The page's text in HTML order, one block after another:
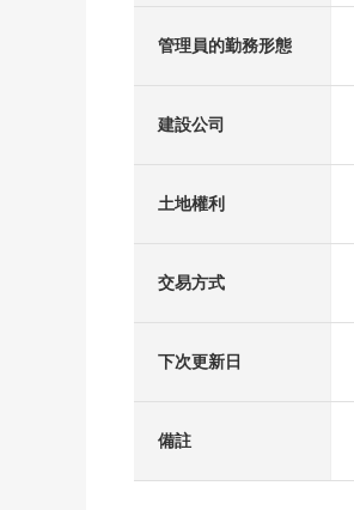
管理員的勤務形態
建設公司
土地權利
交易方式
下次更新日
備註